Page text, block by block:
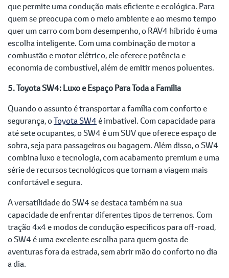
que permite uma condução mais eficiente e ecológica. Para
quem se preocupa com o meio ambiente e ao mesmo tempo
quer um carro com bom desempenho, o RAV4 híbrido é uma
escolha inteligente. Com uma combinação de motor a
combustão e motor elétrico, ele oferece potência e
economia de combustível, além de emitir menos poluentes.
5. Toyota SW4: Luxo e Espaço Para Toda a Família
Quando o assunto é transportar a família com conforto e
segurança, oToyota SW4 é imbatível. Com capacidade para
até sete ocupantes, o SW4 é um SUV que oferece espaço de
sobra, seja para passageiros ou bagagem. Além disso, o SW4
combina luxo e tecnologia, com acabamento premium e uma
série de recursos tecnológicos que tornam a viagem mais
confortável e segura.
A versatilidade do SW4 se destaca também na sua
capacidade de enfrentar diferentes tipos de terrenos. Com
tração 4x4 e modos de condução específicos para off-road,
o SW4 é uma excelente escolha para quem gosta de
aventuras fora da estrada, sem abrir mão do conforto no dia
a dia.